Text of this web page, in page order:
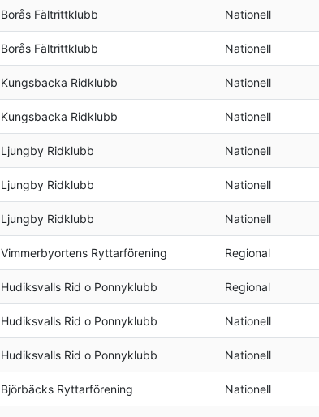
Borås Fältrittklubb Nationell
Borås Fältrittklubb Nationell
Kungsbacka Ridklubb Nationell
Kungsbacka Ridklubb Nationell
Ljungby Ridklubb Nationell
Ljungby Ridklubb Nationell
Ljungby Ridklubb Nationell
Vimmerbyortens Ryttarförening Regional
Hudiksvalls Rid o Ponnyklubb Regional
Hudiksvalls Rid o Ponnyklubb Nationell
Hudiksvalls Rid o Ponnyklubb Nationell
Björbäcks Ryttarförening Nationell